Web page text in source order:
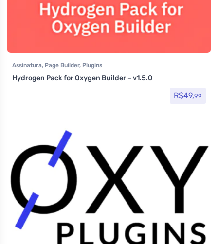
Assinatura, Page Builder, Plugins
Hydrogen Pack for Oxygen Builder – v1.5.0
R$49,99